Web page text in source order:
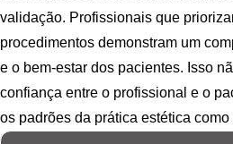
validação. Profissionais que
procedimentos demonstram um
e o bem-estar dos pacientes. Isso
confiança entre o profissional e o
os padrões da prática estética como